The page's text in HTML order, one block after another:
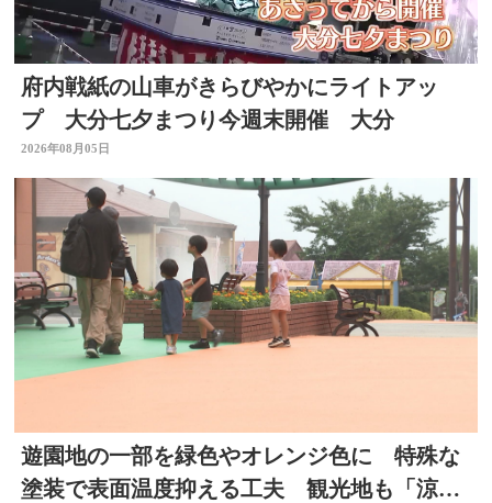
府内戦紙の山車がきらびやかにライトアッ
プ 大分七夕まつり今週末開催 大分
2026年08月05日
遊園地の一部を緑色やオレンジ色に 特殊な
塗装で表面温度抑える工夫 観光地も「涼」